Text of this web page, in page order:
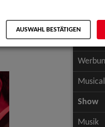
Musical
Show
Musik
AUSWAHL BESTÄTIGEN